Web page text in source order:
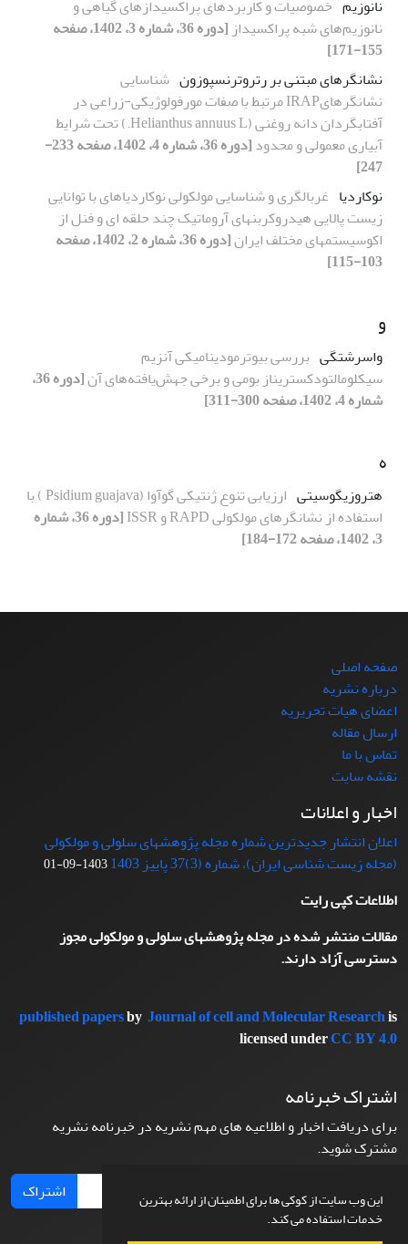
این وب سایت از کوکی ها برای اطمینان از ارائه بهترین
خدمات استفاده می کند.
نانوزیم خصوصیات و کاربردهای پراکسیدازهای گیاهی و
نانوزیم‌های شبه پراکسیداز
[دوره 36، شماره 3، 1402، صفحه
155-171]
نشانگرهای مبتنی بر رتروترنسپوزون شناسایی
نشانگرهایIRAP مرتبط با صفات مورفولوژیکی-زراعی در
آفتابگردان دانه روغنی (Helianthus annuus L.) تحت شرایط
آبیاری معمولی و محدود
[دوره 36، شماره 4، 1402، صفحه 233-
247]
نوکاردیا غربالگری و شناسایی مولکولی نوکاردیاهای با توانایی
زیست پالایی هیدروکربنهای آروماتیک چند حلقه ای و فنل از
اکوسیستمهای مختلف ایران
[دوره 36، شماره 2، 1402، صفحه
103-115]
و
واسرشتگی بررسی بیوترمودینامیکی آنزیم
سیکلومالتودکستریناز بومی و برخی جهش‌یافته‌های آن
[دوره 36،
شماره 4، 1402، صفحه 300-311]
ه
هتروزیگوسیتی
ارزیابی تنوع ژنتیکی گوآوا (Psidium guajava ) با
استفاده از نشانگرهای مولکولی RAPD و ISSR
[دوره 36، شماره
3، 1402، صفحه 172-184]
صفحه اصلی
درباره نشریه
اعضای هیات تحریریه
ارسال مقاله
تماس با ما
نقشه سایت
اخبار و اعلانات
اعلان انتشار جدیدترین شماره مجله پژوهشهای سلولی و مولکولی
(مجله زیست شناسی ایران)، شماره (3)37 پاییز 1403
1403-09-01
اطلاعات کپی رایت
مقالات منتشر شده در مجله پژوهشهای سلولی و مولکولی مجوز
دسترسی آزاد دارند.
published papersby Journal of cell and Molecular Researchis
licensed underCC BY 4.0
اشتراک خبرنامه
برای دریافت اخبار و اطلاعیه های مهم نشریه در خبرنامه نشریه
مشترک شوید.
اشتراک